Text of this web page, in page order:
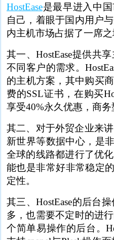
HostEase是最早进入中
自己，着眼于国内用户
内主机市场占据了一席之
其一、HostEase提供共
不同客户的需求。
的主机方案，其中购买
费的SSL证书，在购买
享受40%永久优惠，商
其二、对于外贸企业来
新世界等数据中心，是
全球的线路都进行了优
能也是非常好非常稳定
定性。
其三、HostEase的后台
多，也需要不定时的进
个简单易操作的后台。